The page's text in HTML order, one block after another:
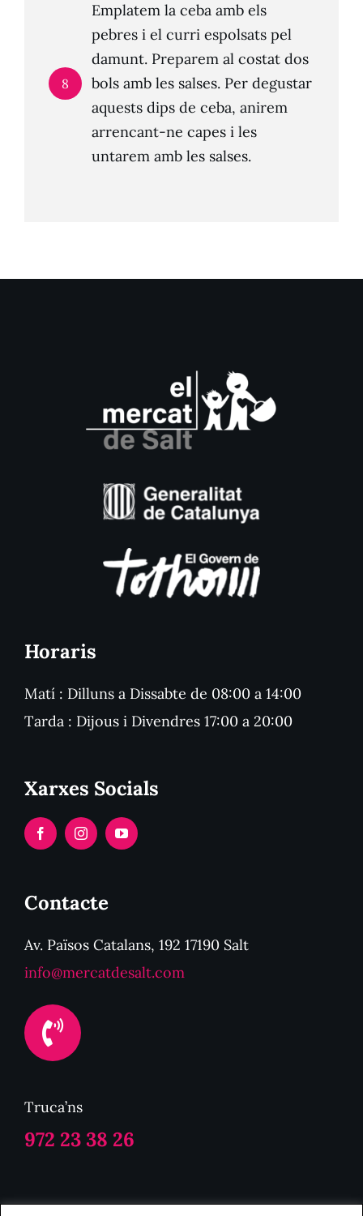
8
Emplatem la ceba amb els
pebres i el curri espolsats pel
damunt. Preparem al costat dos
bols amb les salses. Per degustar
aquests dips de ceba, anirem
arrencant-ne capes i les
untarem amb les salses.
Horaris
Matí : Dilluns a Dissabte de 08:00 a 14:00
Tarda : Dijous i Divendres 17:00 a 20:00
Xarxes Socials
Contacte
Av. Països Catalans, 192 17190 Salt
info@mercatdesalt.com
Truca’ns
972 23 38 26